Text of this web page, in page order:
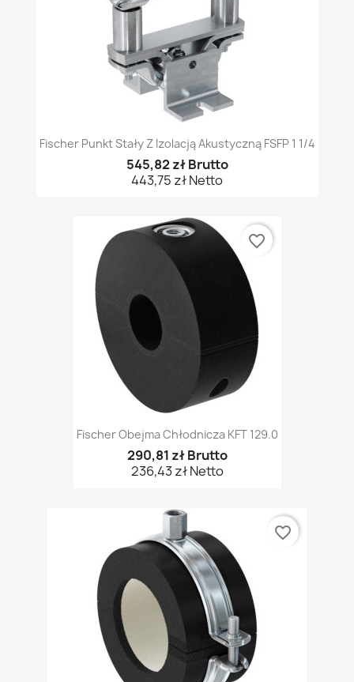
Fischer Punkt Stały Z Izolacją Akustyczną FSFP 1 1/4
545,82 zł Brutto
443,75 zł Netto
Fischer Obejma Chłodnicza KFT 129.0
290,81 zł Brutto
236,43 zł Netto
favorite_border
favorite_border